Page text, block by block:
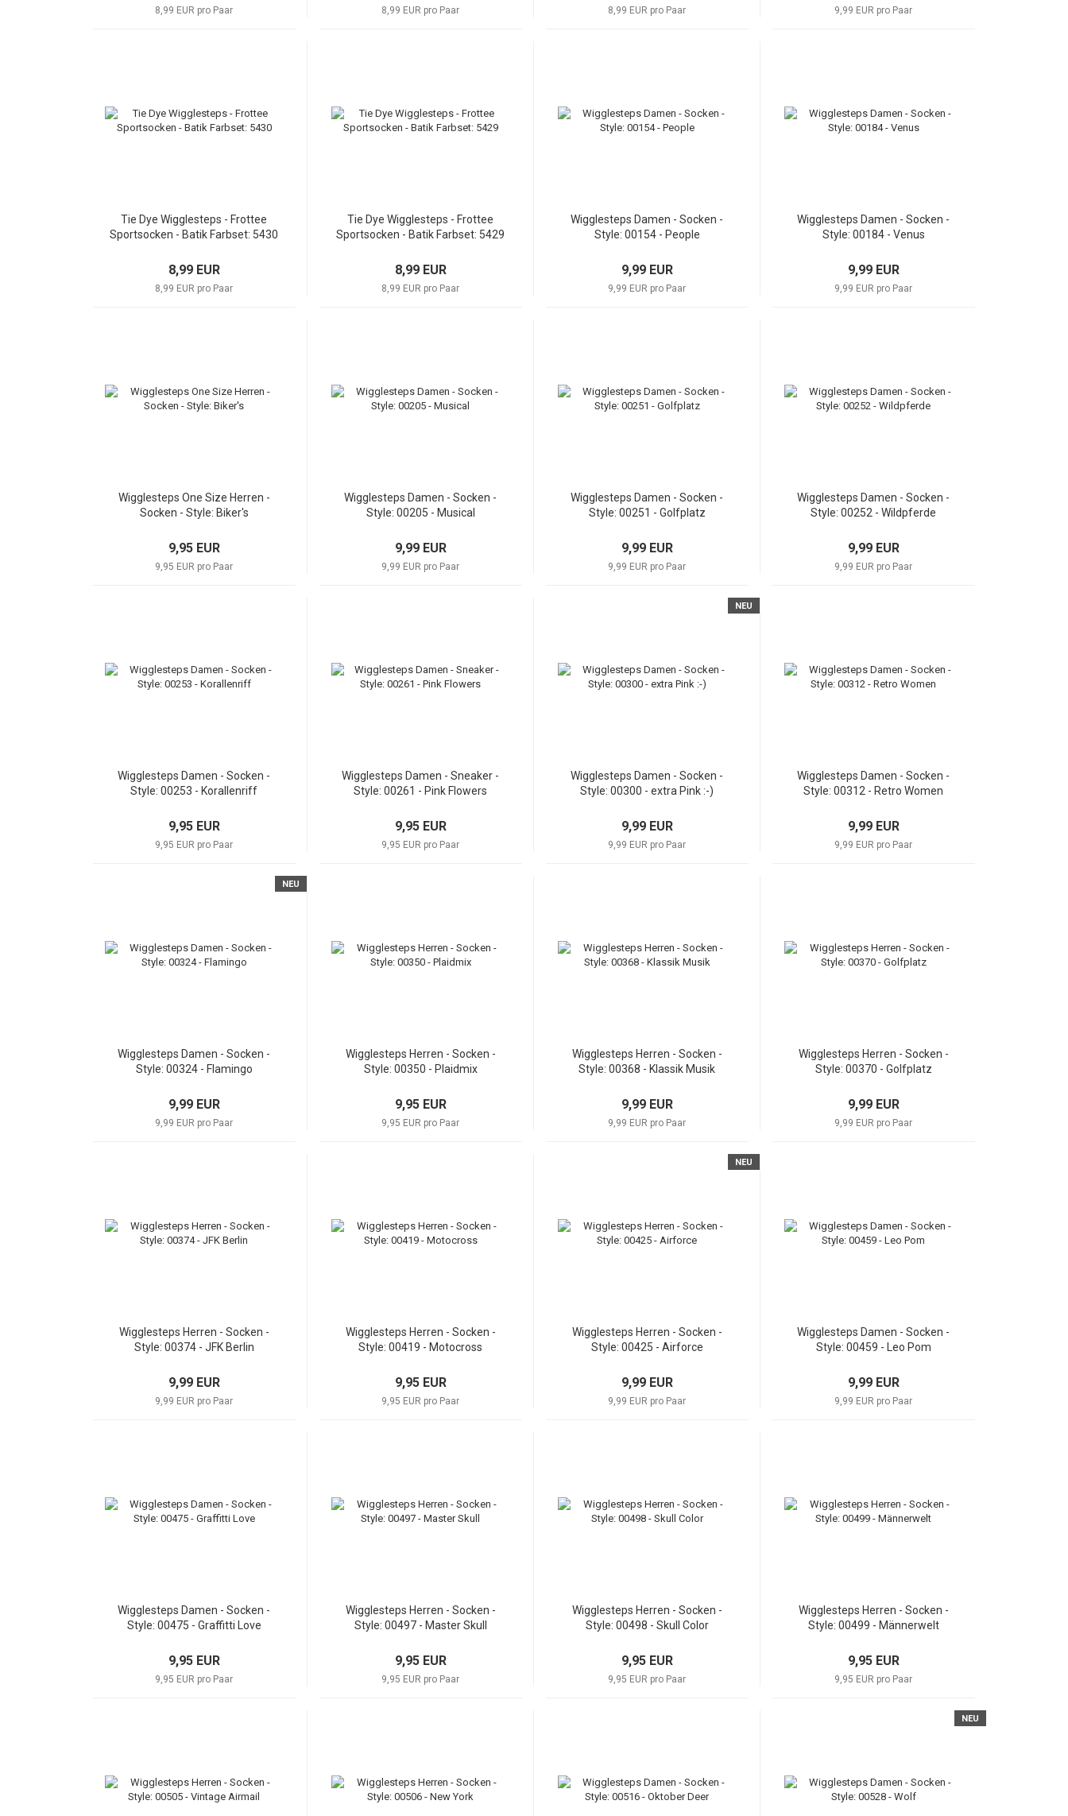
8,99 EUR pro Paar 8,99 EUR pro Paar 8,99 EUR pro Paar 9,99 EUR pro Paar
Tie Dye Wigglesteps - Frottee
Sportsocken - Batik Farbset: 5430
8,99 EUR
8,99 EUR pro Paar
Tie Dye Wigglesteps - Frottee
Sportsocken - Batik Farbset: 5429
8,99 EUR
8,99 EUR pro Paar
Wigglesteps Damen - Socken -
Style: 00154 - People
9,99 EUR
9,99 EUR pro Paar
Wigglesteps Damen - Socken -
Style: 00184 - Venus
9,99 EUR
9,99 EUR pro Paar
Wigglesteps One Size Herren -
Socken - Style: Biker's
9,95 EUR
9,95 EUR pro Paar
Wigglesteps Damen - Socken -
Style: 00205 - Musical
9,99 EUR
9,99 EUR pro Paar
Wigglesteps Damen - Socken -
Style: 00251 - Golfplatz
9,99 EUR
9,99 EUR pro Paar
Wigglesteps Damen - Socken -
Style: 00252 - Wildpferde
9,99 EUR
9,99 EUR pro Paar
Wigglesteps Damen - Socken -
Style: 00253 - Korallenriff
9,95 EUR
9,95 EUR pro Paar
Wigglesteps Damen - Sneaker -
Style: 00261 - Pink Flowers
9,95 EUR
9,95 EUR pro Paar
NEU
Wigglesteps Damen - Socken -
Style: 00300 - extra Pink :-)
9,99 EUR
9,99 EUR pro Paar
Wigglesteps Damen - Socken -
Style: 00312 - Retro Women
9,99 EUR
9,99 EUR pro Paar
NEU
Wigglesteps Damen - Socken -
Style: 00324 - Flamingo
9,99 EUR
9,99 EUR pro Paar
Wigglesteps Herren - Socken -
Style: 00350 - Plaidmix
9,95 EUR
9,95 EUR pro Paar
Wigglesteps Herren - Socken -
Style: 00368 - Klassik Musik
9,99 EUR
9,99 EUR pro Paar
Wigglesteps Herren - Socken -
Style: 00370 - Golfplatz
9,99 EUR
9,99 EUR pro Paar
Wigglesteps Herren - Socken -
Style: 00374 - JFK Berlin
9,99 EUR
9,99 EUR pro Paar
Wigglesteps Herren - Socken -
Style: 00419 - Motocross
9,95 EUR
9,95 EUR pro Paar
NEU
Wigglesteps Herren - Socken -
Style: 00425 - Airforce
9,99 EUR
9,99 EUR pro Paar
Wigglesteps Damen - Socken -
Style: 00459 - Leo Pom
9,99 EUR
9,99 EUR pro Paar
Wigglesteps Damen - Socken -
Style: 00475 - Graffitti Love
9,95 EUR
9,95 EUR pro Paar
Wigglesteps Herren - Socken -
Style: 00497 - Master Skull
9,95 EUR
9,95 EUR pro Paar
Wigglesteps Herren - Socken -
Style: 00498 - Skull Color
9,95 EUR
9,95 EUR pro Paar
Wigglesteps Herren - Socken -
Style: 00499 - Männerwelt
9,95 EUR
9,95 EUR pro Paar
NEU